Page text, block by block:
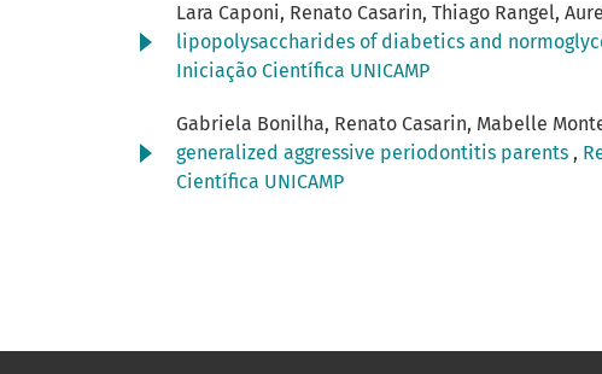
Lara Caponi, Renato Casarin, Thiago Rangel,
lipopolysaccharides of diabetics and
Iniciação Científica UNICAMP
Gabriela Bonilha, Renato Casarin, Mabelle
generalized aggressive periodontitis parents ,
Científica UNICAMP